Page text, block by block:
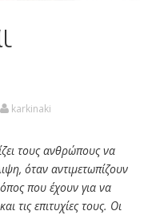
karkinaki
τους ανθρώπους να
όταν αντιμετωπίζουν
που έχουν για να
τις επιτυχίες τους. Οι